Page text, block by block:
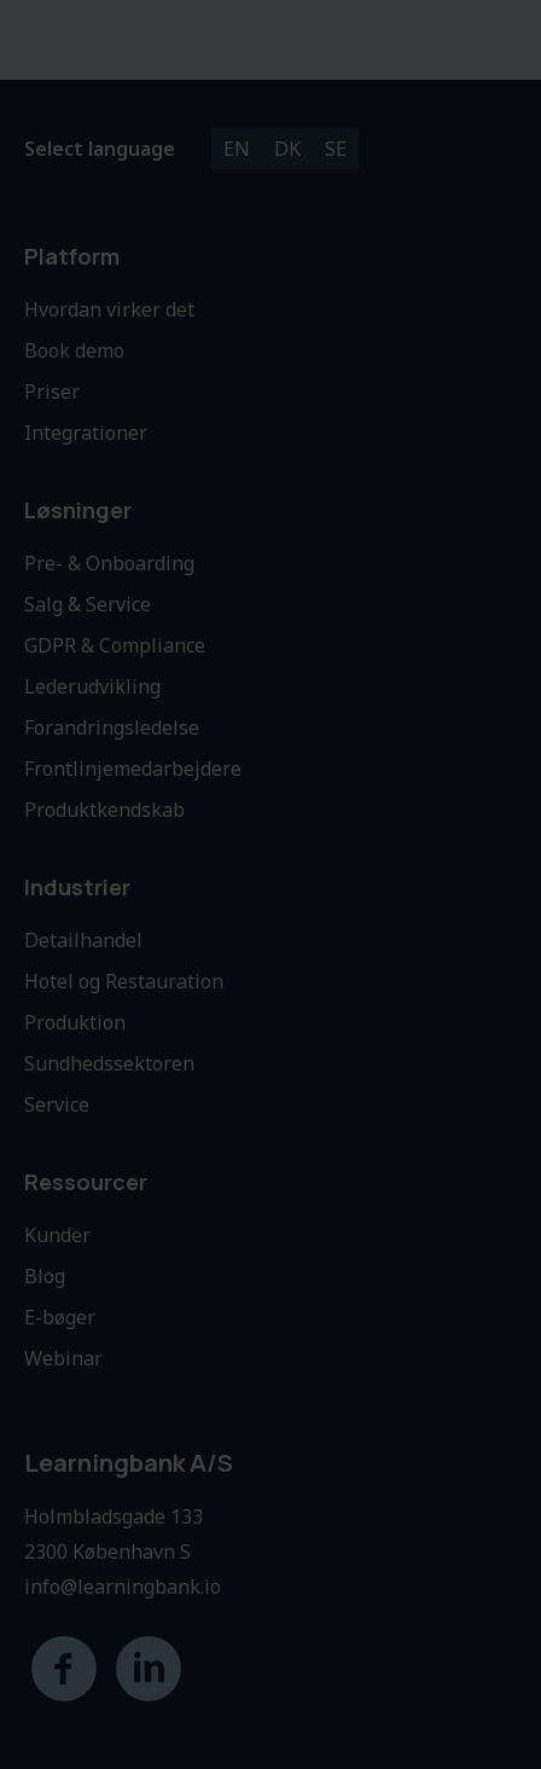
Select language EN DK SE
Platform
Hvordan virker det
Book demo
Priser
Integrationer
Løsninger
Pre- & Onboarding
Salg & Service
GDPR & Compliance
Lederudvikling
Forandringsledelse
Frontlinjemedarbejdere
Produktkendskab
Industrier
Detailhandel
Hotel og Restauration
Produktion
Sundhedssektoren
Service
Ressourcer
Kunder
Blog
E-bøger
Webinar
Learningbank A/S
Holmbladsgade 133
2300 København S
info@learningbank.io